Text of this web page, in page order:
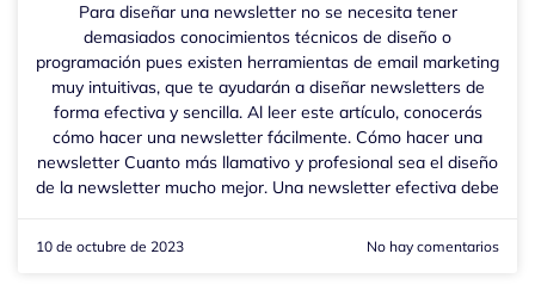
Para diseñar una newsletter no se necesita tener
demasiados conocimientos técnicos de diseño o
programación pues existen herramientas de email marketing
muy intuitivas, que te ayudarán a diseñar newsletters de
forma efectiva y sencilla. Al leer este artículo, conocerás
cómo hacer una newsletter fácilmente. Cómo hacer una
newsletter Cuanto más llamativo y profesional sea el diseño
de la newsletter mucho mejor. Una newsletter efectiva debe
10 de octubre de 2023 No hay comentarios